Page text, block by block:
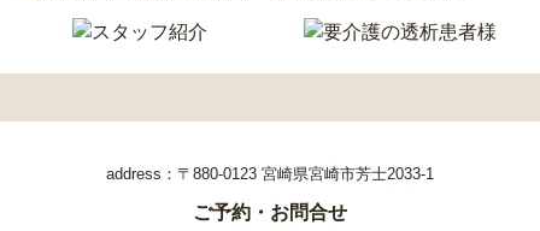
address：〒880-0123 宮崎県宮崎市芳士2033-1
ご予約・お問合せ